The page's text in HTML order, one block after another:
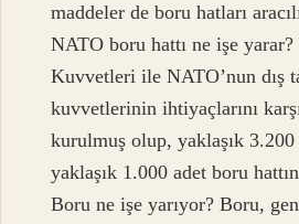
maddeler de boru hatları
NATO boru hattı ne işe
Kuvvetleri ile NATO’nun dış
kuvvetlerinin ihtiyaçlarını
kurulmuş olup, yaklaşık
yaklaşık 1.000 adet boru
Boru ne işe yarıyor? Boru,